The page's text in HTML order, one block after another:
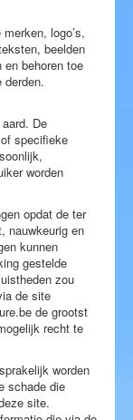
logo’s,
beelden
behoren toe
derden.
De
specifieke
worden
opdat de ter
nauwkeurig en
kunnen
gestelde
zou
de site
de grootst
recht te
worden
schade die
site.